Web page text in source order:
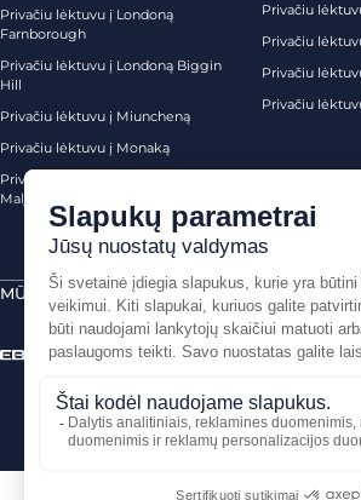
Privačiu lėktuvu į Londoną
Farnborough
Privačiu lėktuvu į Londoną Biggin
Hill
Privačiu lėktuvu į Miuncheną
Privačiu lėktuvu į Monaką
Privačiu lėktuvu į Palma de
Maljorką
Privačiu
Privačiu
Privačiu
Privačiu
MŪSŲ SERTIFIKATAI SAUGŪS